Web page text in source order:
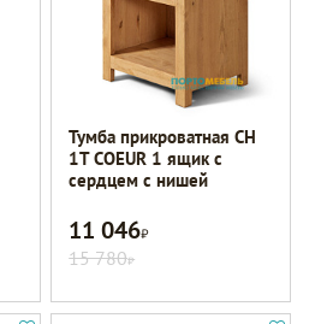
Тумба прикроватная CH
1T COEUR 1 ящик с
сердцем с нишей
11 046Р
15 780Р